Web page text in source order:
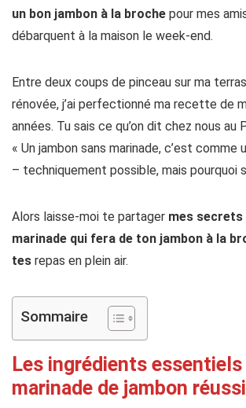
un bon jambon à la broche pour mes
débarquent à la maison le week-end.
Entre deux coups de pinceau sur ma
rénovée, j’ai perfectionné ma recette de
années. Tu sais ce qu’on dit chez nous au
« Un jambon sans marinade, c’est comme
– techniquement possible, mais pourquoi
Alors laisse-moi te partager mes secrets
marinade qui fera de ton jambon à la
tes repas en plein air.
Sommaire
Les ingrédients
marinade de jambon